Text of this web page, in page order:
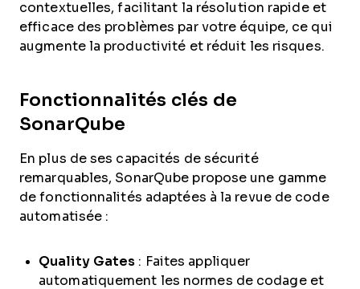
contextuelles, facilitant la résolution rapide et
efficace des problèmes par votre équipe, ce qui
augmente la productivité et réduit les risques.
Fonctionnalités clés de
SonarQube
En plus de ses capacités de sécurité
remarquables, SonarQube propose une gamme
de fonctionnalités adaptées à la revue de code
automatisée :
Quality Gates : Faites appliquer
automatiquement les normes de codage et